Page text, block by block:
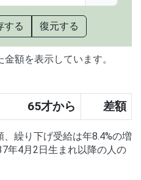
する 復元する
額を表示しています。
65才から 差額
繰り下げ受給は年8.4%の増
年4月2日生まれ以降の人の